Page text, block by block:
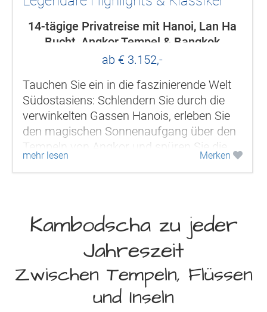
14-tägige Privatreise mit Hanoi, Lan Ha
Bucht, Angkor Tempel & Bangkok
ab € 3.152,-
Tauchen Sie ein in die faszinierende Welt
Südostasiens: Schlendern Sie durch die
verwinkelten Gassen Hanois, erleben Sie
den magischen Sonnenaufgang über den
Tempeln von Angkor und spüren Sie die
mitreißende Energie Bangkoks zwischen...
mehr lesen Merken
Kambodscha zu jeder
Jahreszeit
Zwischen Tempeln, Flüssen
und Inseln